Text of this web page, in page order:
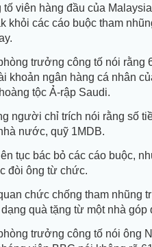
tố viên hàng đầu của
khỏi các cáo buộc tham
trưởng công tố nói rằng
khoản ngân hàng cá nhân
tộc Ả-rập Saudi.
người chỉ trích nói rằng số
nước, quỹ 1MDB.
tục bác bỏ các cáo buộc,
đòi ông từ chức.
chức chống tham nhũng
quà tặng từ một nhà góp
trưởng công tố nói ông